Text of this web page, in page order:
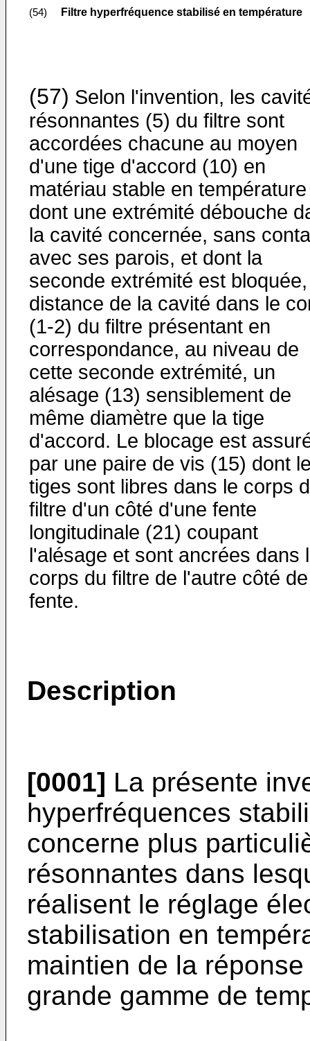
(54) Filtre hyperfréquence stabilisé en température
(57) Selon l'invention, les
résonnantes (5) du filtre sont
accordées chacune au moyen
d'une tige d'accord (10) en
matériau stable en température
dont une extrémité débouche
la cavité concernée, sans
avec ses parois, et dont la
seconde extrémité est
distance de la cavité dans le
(1-2) du filtre présentant en
correspondance, au niveau de
cette seconde extrémité, un
alésage (13) sensiblement de
même diamètre que la tige
d'accord. Le blocage est
par une paire de vis (15) dont
tiges sont libres dans le corps
filtre d'un côté d'une fente
longitudinale (21) coupant
l'alésage et sont ancrées dans
corps du filtre de l'autre côté
fente.
Description
[0001] La présente
hyperfréquences
concerne plus
résonnantes dans
réalisent le réglage
stabilisation en
maintien de la
grande gamme de